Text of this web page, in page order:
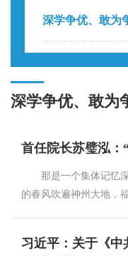
深学争优、敢为
深学争优、敢为
首任院长苏璧泓：
那是一个集体记忆深
的春风吹遍神州大地，
人边基建边开诊，筚路
习近平：关于《